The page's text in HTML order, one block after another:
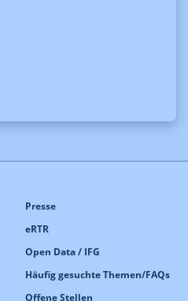
Presse
eRTR
Open Data / IFG
Häufig gesuchte Themen/FAQs
Offene Stellen